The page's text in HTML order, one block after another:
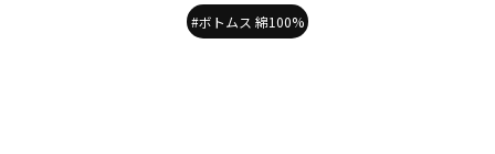
#ボトムス 綿100%